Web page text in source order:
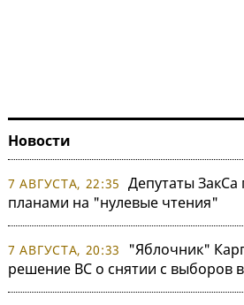
Новости
7 АВГУСТА, 22:35 Депутаты ЗакСа
планами на "нулевые чтения"
7 АВГУСТА, 20:33
"Яблочник"
решение ВС о снятии с выборов